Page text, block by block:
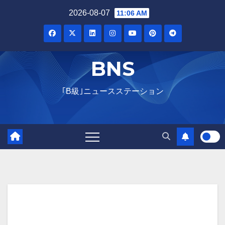
2026-08-07 11:06 AM
BNS
｢B級｣ニュースステーション